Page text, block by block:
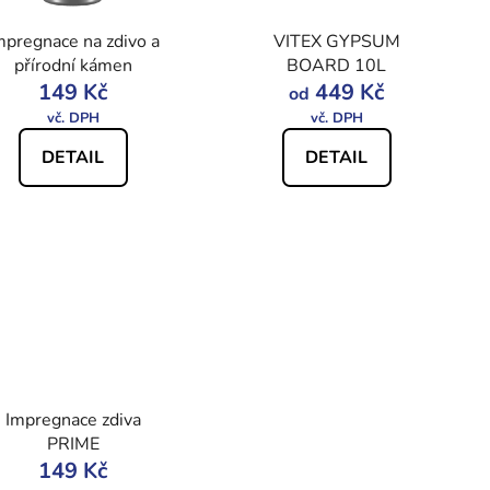
na zdivo a
přírodní kámen
149 Kč
DETAIL
VITEX GYPSUM
BOARD 10L
od 449 Kč
DETAIL
Impregnace zdiva
PRIME
149 Kč